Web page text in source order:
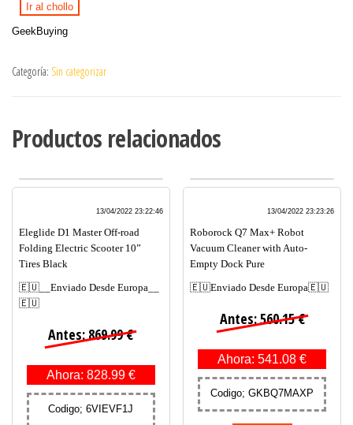
Ir al chollo
GeekBuying
Categoría: Sin categorizar
Productos relacionados
13/04/2022 23:22:46
Eleglide D1 Master Off-road
Folding Electric Scooter 10”
Tires Black
🇪🇺__Enviado Desde Europa__
🇪🇺
Antes: 869.99 €
Ahora: 828.99 €
Codigo; 6VIEVF1J
13/04/2022 23:23:26
Roborock Q7 Max+ Robot
Vacuum Cleaner with Auto-
Empty Dock Pure
🇪🇺Enviado Desde Europa🇪🇺
Antes: 560.15 €
Ahora: 541.08 €
Codigo; GKBQ7MAXP